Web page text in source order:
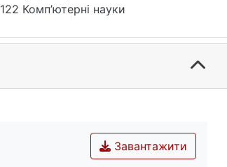
122 Комп’ютерні науки
Завантажити